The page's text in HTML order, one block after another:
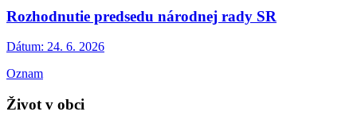
Rozhodnutie predsedu národnej rady SR
Dátum: 24. 6. 2026
Oznam
Život v obci